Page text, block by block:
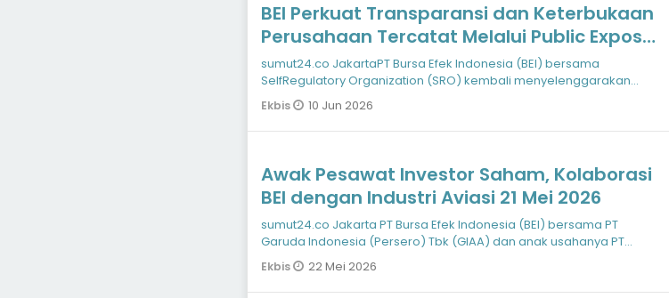
BEI Perkuat Transparansi dan Keterbukaan
Perusahaan Tercatat Melalui Public Expose
Live 2026
sumut24.co JakartaPT Bursa Efek Indonesia (BEI) bersama
SelfRegulatory Organization (SRO) kembali menyelenggarakan
Public Expose Live (Pu
Ekbis 10 Jun 2026
Awak Pesawat Investor Saham, Kolaborasi
BEI dengan Industri Aviasi 21 Mei 2026
sumut24.co Jakarta PT Bursa Efek Indonesia (BEI) bersama PT
Garuda Indonesia (Persero) Tbk (GIAA) dan anak usahanya PT
Citilink Indones
Ekbis 22 Mei 2026